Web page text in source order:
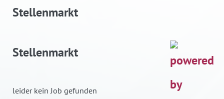
Stellenmarkt
Stellenmarkt
leider kein Job gefunden